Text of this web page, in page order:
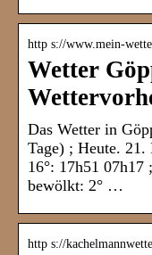
http s://www.mein-
Wetter
Das Wetter in
Tage) ; Heute.
16°: 17h51
bewölkt: 2° …
http s://